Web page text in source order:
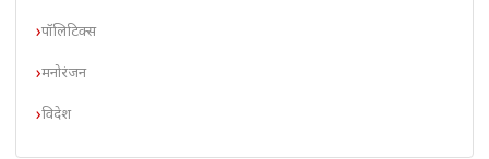
पॉलिटिक्स
मनोरंजन
विदेश